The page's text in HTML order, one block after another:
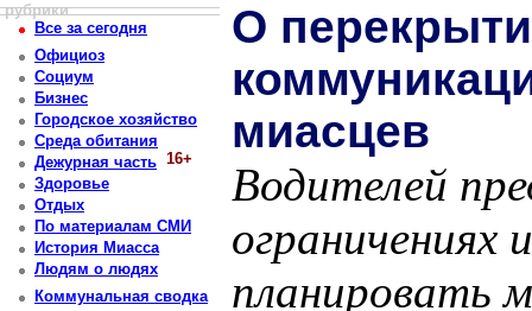
рубрики
Все за сегодня
Официоз
Социум
Бизнес
Городское хозяйство
Среда обитания
Дежурная часть 16+
Здоровье
Отдых
По материалам СМИ
История Миасса
Людям о людях
Коммунальная сводка
О
миасцев
Водителей
ограничениях
планировать